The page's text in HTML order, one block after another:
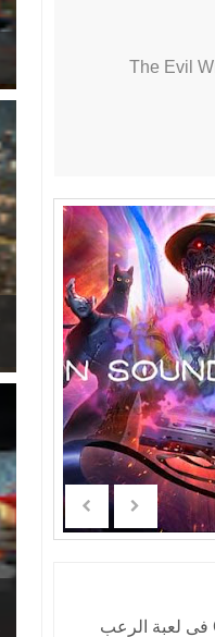
من الواضح اننا سنري CO-OP فى لعبة الرعب